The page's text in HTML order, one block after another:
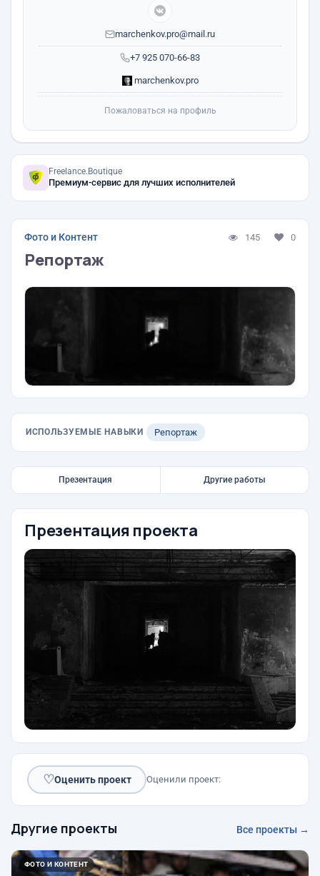
+7 925 070-66-83
marchenkov.pro@mail.ru
marchenkov.pro
Пожаловаться на профиль
Freelance.Boutique
Премиум-сервис для лучших исполнителей
Фото и Контент 145 0
Репортаж
ИСПОЛЬЗУЕМЫЕ НАВЫКИ Репортаж
Презентация Другие работы
Презентация проекта
♡Оценить проект Оценили проект:
Другие проекты Все проекты →
ФОТО И КОНТЕНТ